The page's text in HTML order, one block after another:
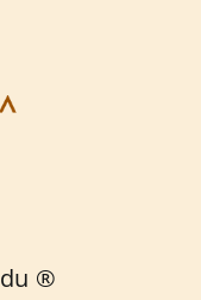
®